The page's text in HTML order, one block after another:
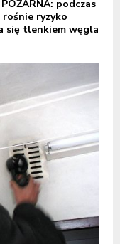
podczas
rośnie ryzyko
się tlenkiem węgla